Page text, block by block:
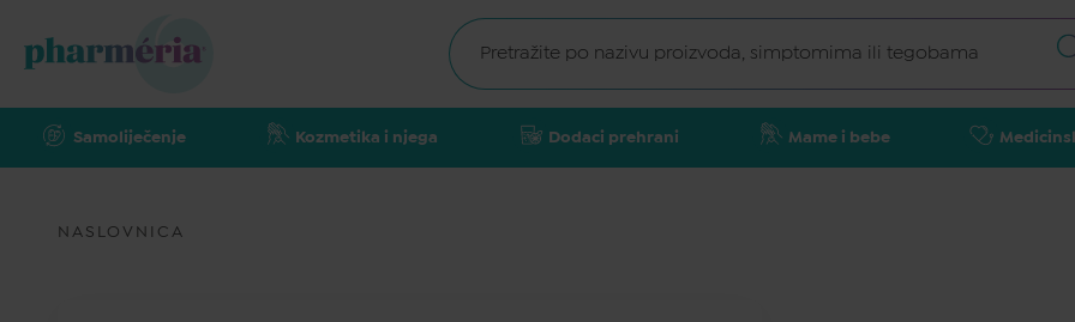
Samoliječenje Kozmetika i njega Dodaci prehrani Mame i bebe
NASLOVNICA